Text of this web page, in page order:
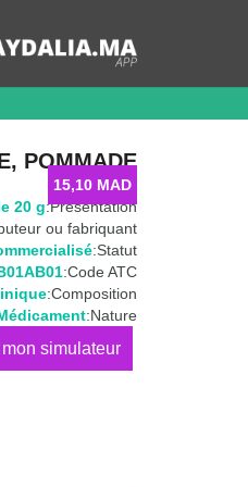
POMMADE
15,10 MAD
Présentation:
20 g
ou fabriquant:
Statut:
Code ATC:
Composition:
Nature:
كمية